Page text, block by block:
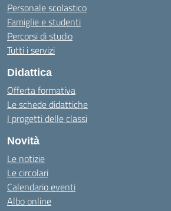
Personale scolastico
Famiglie e studenti
Percorsi di studio
Tutti i servizi
Didattica
Offerta formativa
Le schede didattiche
I progetti delle classi
Novità
Le notizie
Le circolari
Calendario eventi
Albo online